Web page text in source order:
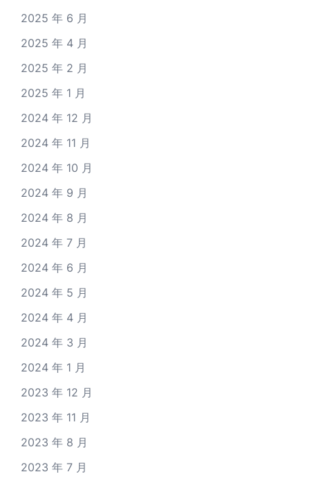
2025 年 6 月
2025 年 4 月
2025 年 2 月
2025 年 1 月
2024 年 12 月
2024 年 11 月
2024 年 10 月
2024 年 9 月
2024 年 8 月
2024 年 7 月
2024 年 6 月
2024 年 5 月
2024 年 4 月
2024 年 3 月
2024 年 1 月
2023 年 12 月
2023 年 11 月
2023 年 8 月
2023 年 7 月